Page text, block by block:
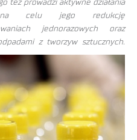
też prowadzi aktywne działania
na celu jego redukcję
jednorazowych oraz
z tworzywsztucznych.